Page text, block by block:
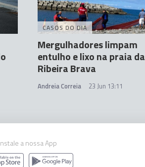
CASOS DO DIA
Mergulhadores limpam
entulho e lixo na praia da
Ribeira Brava
Andreia Correia 23 Jun 13:11
a nossa App